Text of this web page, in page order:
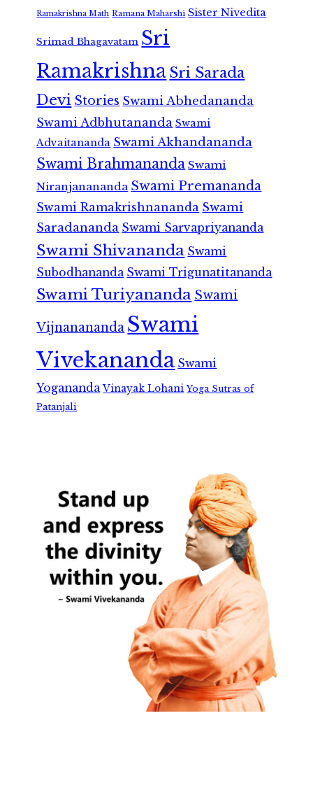
Ramakrishna Math Ramana Maharshi Sister Nivedita
Srimad Bhagavatam Sri
RamakrishnaSri Sarada
Devi Stories Swami Abhedananda
Swami Adbhutananda Swami
Advaitananda Swami Akhandananda
Swami Brahmananda Swami
Niranjanananda Swami Premananda
Swami Ramakrishnananda Swami
Saradananda Swami Sarvapriyananda
Swami Shivananda Swami
Subodhananda Swami Trigunatitananda
Swami Turiyananda Swami
Vijnanananda Swami
Vivekananda Swami
Yogananda Vinayak Lohani Yoga Sutras of
Patanjali